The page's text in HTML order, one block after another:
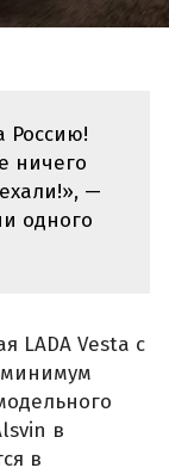
Россию!
ничего
—
одного
LADA Vesta с
минимум
в
в